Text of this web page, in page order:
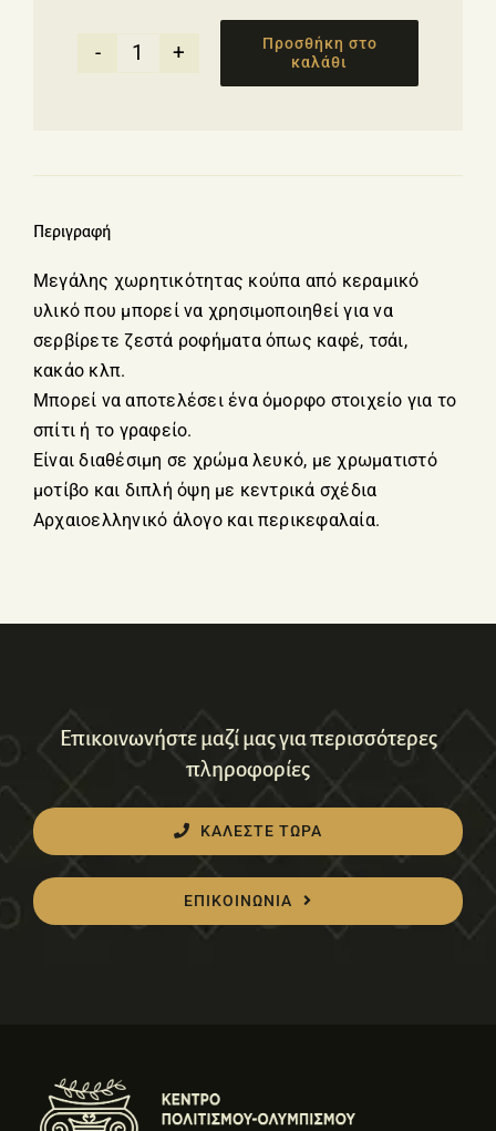
Μεγάλη
Προσθήκη στο
καλάθι
Περιγραφή
Μεγάλης χωρητικότητας κούπα από κεραμικό
υλικό που μπορεί να χρησιμοποιηθεί για να
σερβίρετε ζεστά ροφήματα όπως καφέ, τσάι,
κακάο κλπ.
Μπορεί να αποτελέσει ένα όμορφο στοιχείο για το
σπίτι ή το γραφείο.
Είναι διαθέσιμη σε χρώμα λευκό, με χρωματιστό
μοτίβο και διπλή όψη με κεντρικά σχέδια
Αρχαιοελληνικό άλογο και περικεφαλαία.
Επικοινωνήστε μαζί μας για περισσότερες
πληροφορίες
ΚΑΛΕΣΤΕ ΤΩΡΑ
ΕΠΙΚΟΙΝΩΝΙΑ